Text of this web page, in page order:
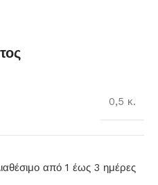
0,5 κ.
από 1 έως 3 ημέρες